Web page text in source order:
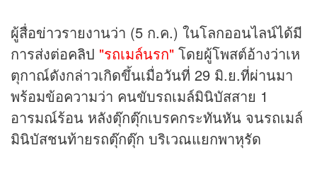
ผู้สื่อข่าวรายงานว่า (5 ก.ค.) ในโลกออนไลน์ได้มี
การส่งต่อคลิป "รถเมล์นรก" โดยผู้โพสต์อ้างว่าเห
ตุกาณ์ดังกล่าวเกิดขึ้นเมื่อวันที่ 29 มิ.ย.ที่ผ่านมา
พร้อมข้อความว่า คนขับรถเมล์มินิบัสสาย 1
อารมณ์ร้อน หลังตุ๊กตุ๊กเบรคกระทันหัน จนรถเมล์
มินิบัสชนท้ายรถตุ๊กตุ๊ก บริเวณแยกพาหุรัด